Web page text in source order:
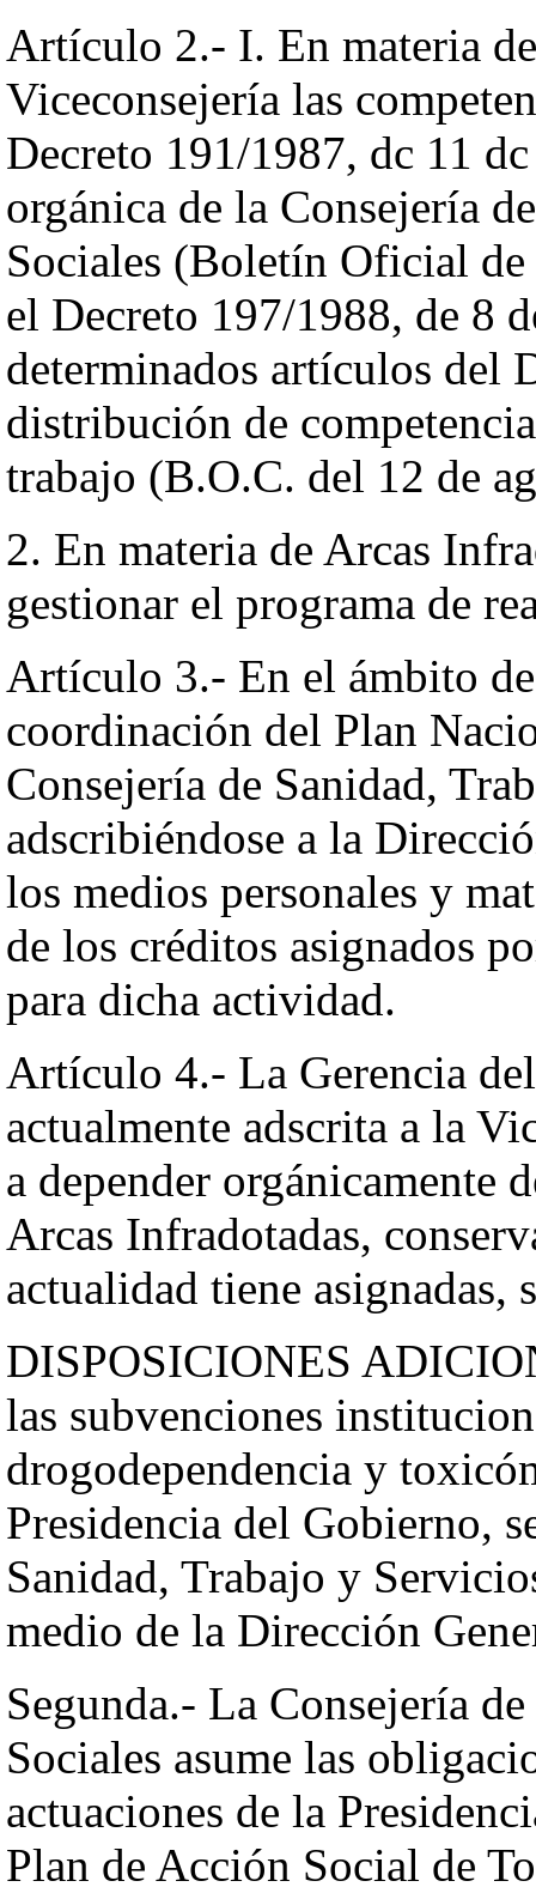
Artículo 2.- I. En materia
Viceconsejería las
Decreto 191/1987, dc 11
orgánica de la Consejería
Sociales (Boletín Oficial
el Decreto 197/1988, de 8
determinados artículos del
distribución de
trabajo (B.O.C. del 12 de
2. En materia de Arcas
gestionar el programa de
Artículo 3.- En el ámbito
coordinación del Plan
Consejería de Sanidad,
adscribiéndose a la
los medios personales y
de los créditos asignados
para dicha actividad.
Artículo 4.- La Gerencia
actualmente adscrita a la
a depender orgánicamente
Arcas Infradotadas,
actualidad tiene
DISPOSICIONES
las subvenciones
drogodependencia y
Presidencia del Gobierno,
Sanidad, Trabajo y
medio de la Dirección
Segunda.- La Consejería
Sociales asume las
actuaciones de la
Plan de Acción Social de